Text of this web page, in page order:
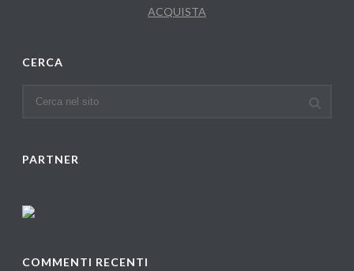
ACQUISTA
CERCA
PARTNER
COMMENTI RECENTI